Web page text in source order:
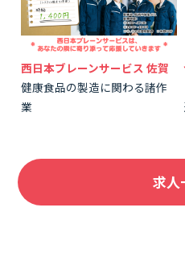
西日本ブレーンサービス 佐賀
健康食品の製造に関わる諸作
業
求人